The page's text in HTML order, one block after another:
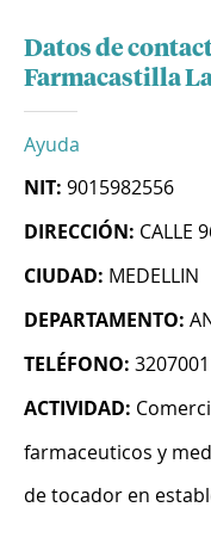
Datos de
Farmacastilla La
Ayuda
NIT: 9015982556
DIRECCIÓN: CALLE
CIUDAD: MEDELLIN
DEPARTAMENTO:
TELÉFONO:
ACTIVIDAD:
farmaceuticos y
de tocador en